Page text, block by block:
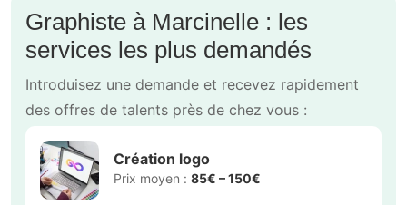
Graphiste à Marcinelle : les
services les plus demandés
Introduisez une demande et recevez rapidement
des offres de talents près de chez vous :
Création logo
Prix moyen : 85€ – 150€